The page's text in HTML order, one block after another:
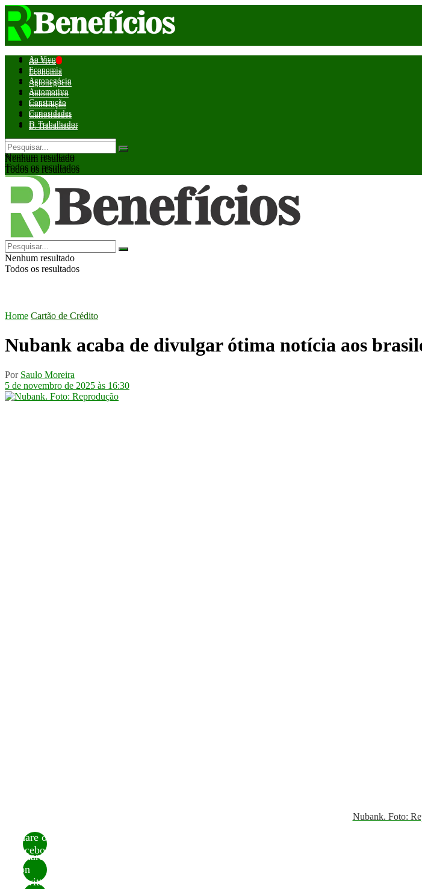
Ao Vivo
Economia
Agronegócio
Automotivo
Construção
Curiosidades
D. Trabalhador
Nenhum resultado
Todos os resultados
Ao Vivo
Economia
Agronegócio
Automotivo
Construção
Curiosidades
D. Trabalhador
Nenhum resultado
Todos os resultados
Nenhum resultado
Todos os resultados
Home Cartão de Crédito
Nubank acaba de divulgar ótima notícia aos
Por Saulo Moreira
5 de novembro de 2025 às 16:30
Nubank. Foto:
Share on
Facebook
Share
on
Twitter